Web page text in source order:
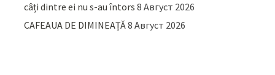
câți dintre ei nu s-au întors 8 Август 2026
CAFEAUA DE DIMINEAȚĂ8 Август 2026